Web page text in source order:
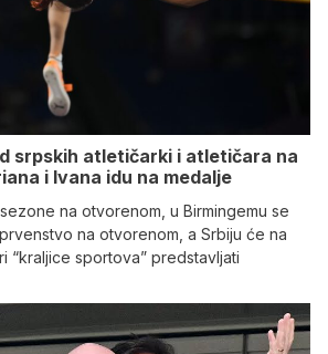
srpskih atletičarki i atletičara na
i Ivana idu na medalje
na otvorenom, u Birmingemu se
na otvorenom, a Srbiju će na
“kraljice sportova” predstavljati